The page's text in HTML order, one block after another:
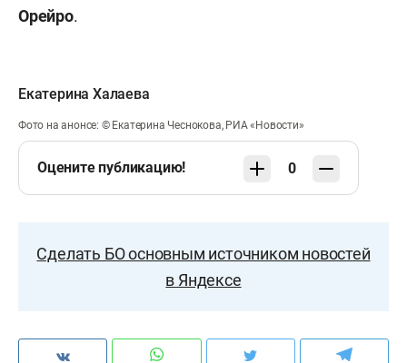
Орейро.
Екатерина Халаева
Фото на анонсе: © Екатерина Чеснокова, РИА «Новости»
Оцените публикацию! 0
Сделать БО основным источником новостей
в Яндексе